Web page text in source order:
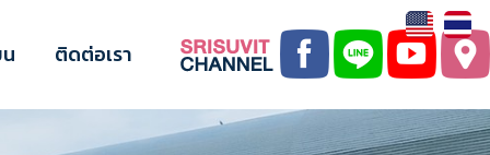
ติดต่อเรา